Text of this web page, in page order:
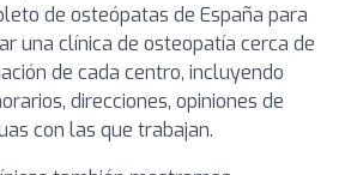
de osteópatas de España para
una clínica de osteopatía cerca de
de cada centro, incluyendo
direcciones, opiniones de
con las que trabajan.